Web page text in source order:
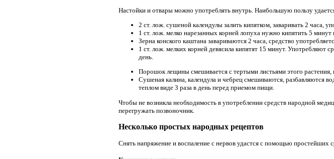
Настойки и отвары можно употреблять внутрь. Наибольшую пользу
2 ст. лож. сушеной календулы залить кипятком, заваривать 2 часа,
1 ст. лож. мелко нарезанных корней лопуха нужно кипятить 5
Зерна конского каштана завариваются 2 часа, средство
1 ст. лож. мелких корней девясила кипятят 15 минут. Употребляют
день.
Порошок лещины смешивается с тертыми листьями этого
Сушеная калина, календула и чебрец смешиваются, разбавляются
теплом виде 3 раза в день перед приемом пищи.
Чтобы не возникла необходимость в употреблении средств народной
перегружать позвоночник.
Несколько простых народных рецептов
Снять напряжение и воспаление с нервов удастся с помощью простейших